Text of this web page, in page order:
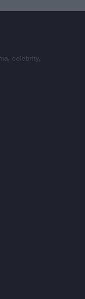
celebrity,